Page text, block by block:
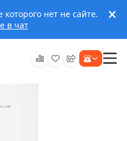
нет не сайте.
в чат